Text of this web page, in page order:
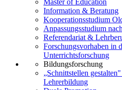
Information & Beratung
Kooperationsstudium
Anpassungsstudium
Referendariat &
Forschungsvorhaben in
Unterrichtsforschung
Bildungsforschung
„Schnittstellen
Lehrerbildung